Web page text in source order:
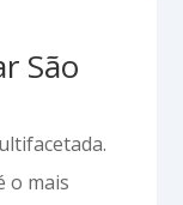
São
o mais